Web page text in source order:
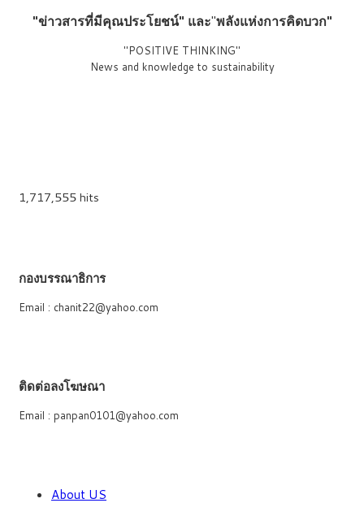
"ข่าวสารที่มีคุณประโยชน์" และ"พลังแห่งการคิดบวก"
"POSITIVE THINKING"
News and knowledge to sustainability
1,717,555 hits
กองบรรณาธิการ
Email : chanit22@yahoo.com
ติดต่อลงโฆษณา
Email : panpan0101@yahoo.com
About US